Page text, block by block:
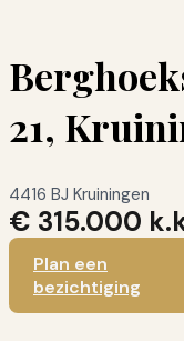
21,
4416 BJ Kruiningen
€ 315.000
Plan een
bezichtiging